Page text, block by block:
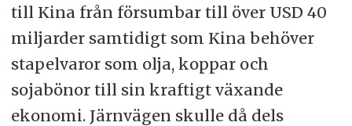
till Kina från försumbar till över USD 40
miljarder samtidigt som Kina behöver
stapelvaror som olja, koppar och
sojabönor till sin kraftigt växande
ekonomi. Järnvägen skulle då dels